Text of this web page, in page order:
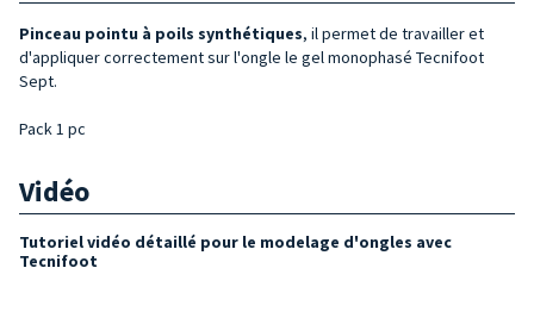
Pinceau pointu à poils synthétiques, il permet de travailler et
d'appliquer correctement sur l'ongle le gel monophasé Tecnifoot
Sept.
Pack 1 pc
Vidéo
Tutoriel vidéo détaillé pour le modelage d'ongles avec
Tecnifoot